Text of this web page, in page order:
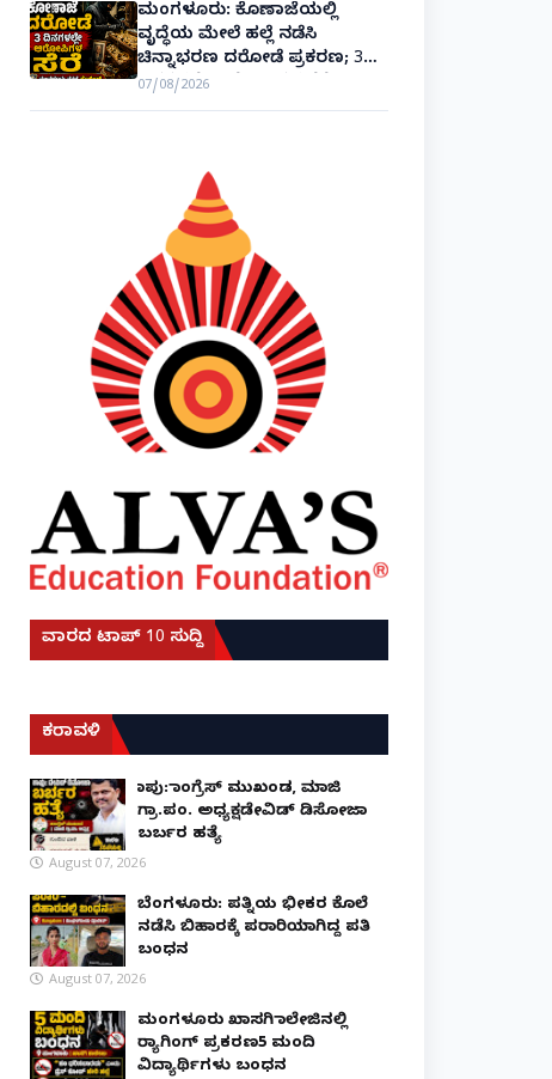
ಮಂಗಳೂರು: ಕೊಣಾಜೆಯಲ್ಲಿ
ವೃದ್ಧೆಯ ಮೇಲೆ ಹಲ್ಲೆ ನಡೆಸಿ
ಚಿನ್ನಾಭರಣ ದರೋಡೆ ಪ್ರಕರಣ; 3
ದಿನಗಳಲ್ಲೇ ಆರೋಪಿಗಳ ಸೆರೆ!
07/08/2026
ವಾರದ ಟಾಪ್ 10 ಸುದ್ದಿ
ಕರಾವಳಿ
ಕಾಪು: ಕಾಂಗ್ರೆಸ್ ಮುಖಂಡ, ಮಾಜಿ
ಗ್ರಾ.ಪಂ. ಅಧ್ಯಕ್ಷಡೇವಿಡ್ ಡಿಸೋಜಾ
ಬರ್ಬರ ಹತ್ಯೆ
August 07, 2026
ಬೆಂಗಳೂರು: ಪತ್ನಿಯ ಭೀಕರ ಕೊಲೆ
ನಡೆಸಿ ಬಿಹಾರಕ್ಕೆ ಪರಾರಿಯಾಗಿದ್ದ ಪತಿ
ಬಂಧನ
August 07, 2026
ಮಂಗಳೂರು ಖಾಸಗಿ ಕಾಲೇಜಿನಲ್ಲಿ
ರ‌್ಯಾಗಿಂಗ್ ಪ್ರಕರಣ5 ಮಂದಿ
ವಿದ್ಯಾರ್ಥಿಗಳು ಬಂಧನ